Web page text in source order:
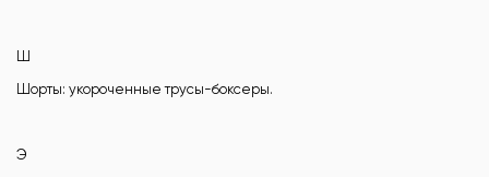
Ш
Шорты: укороченные трусы-боксеры.
Э